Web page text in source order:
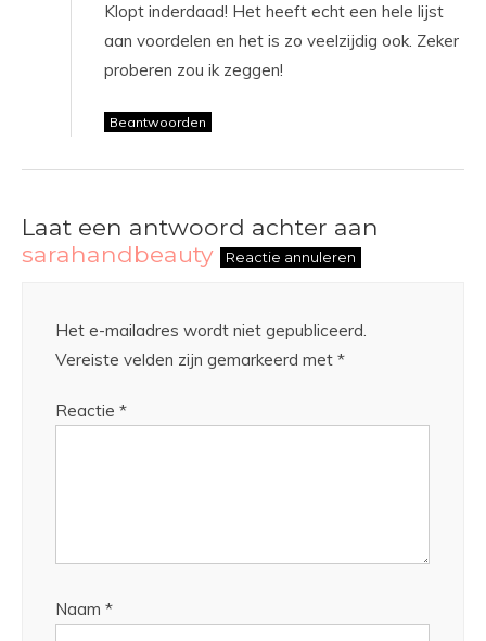
Klopt inderdaad! Het heeft echt een hele lijst
aan voordelen en het is zo veelzijdig ook. Zeker
proberen zou ik zeggen!
Beantwoorden
Laat een antwoord achter aan
sarahandbeauty
Reactie annuleren
Het e-mailadres wordt niet gepubliceerd.
Vereiste velden zijn gemarkeerd met *
Reactie *
Naam *